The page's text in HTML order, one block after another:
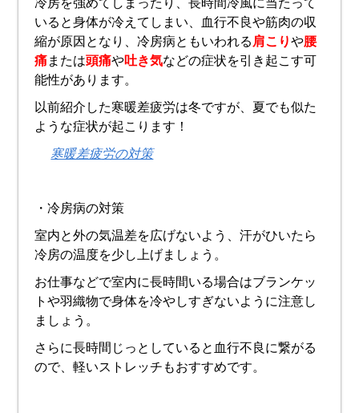
いると身体が冷えてしまい、血行不良や筋肉の収
縮が原因となり、冷房病ともいわれる肩こりや腰
痛または頭痛や吐き気などの症状を引き起こす可
能性があります。
以前紹介した寒暖差疲労は冬ですが、夏でも似た
ような症状が起こります！
寒暖差疲労の対策
・冷房病の対策
室内と外の気温差を広げないよう、汗がひいたら
冷房の温度を少し上げましょう。
お仕事などで室内に長時間いる場合はブランケッ
トや羽織物で身体を冷やしすぎないように注意し
ましょう。
さらに長時間じっとしていると血行不良に繋がる
ので、軽いストレッチもおすすめです。